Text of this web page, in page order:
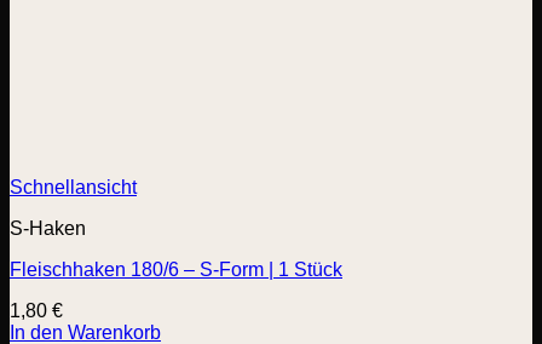
Schnellansicht
S-Haken
Fleischhaken 180/6 – S-Form | 1 Stück
1,80 €
In den Warenkorb